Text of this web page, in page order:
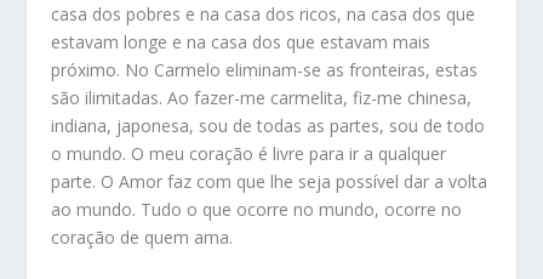
casa dos pobres e na casa dos ricos, na casa dos que
estavam longe e na casa dos que estavam mais
próximo. No Carmelo eliminam-se as fronteiras, estas
são ilimitadas. Ao fazer-me carmelita, fiz-me chinesa,
indiana, japonesa, sou de todas as partes, sou de todo
o mundo. O meu coração é livre para ir a qualquer
parte. O Amor faz com que lhe seja possível dar a volta
ao mundo. Tudo o que ocorre no mundo, ocorre no
coração de quem ama.